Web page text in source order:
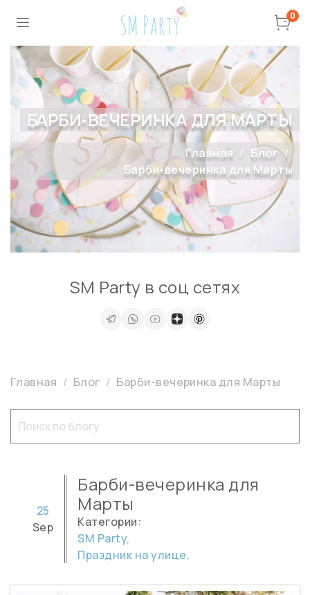
0
БАРБИ-ВЕЧЕРИНКА ДЛЯ МАРТЫ
Главная
Блог
Барби-вечеринка для Марты
Главная Блог Барби-вечеринка для Марты
Барби-вечеринка для
Марты
25
Sep
Категории:
SM Party,
Праздник на улице,
SM Party в соц сетях